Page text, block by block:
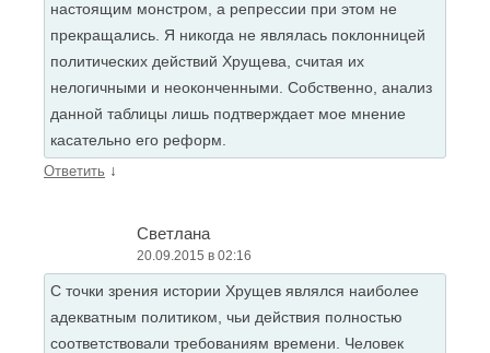
настоящим монстром, а репрессии при этом не
прекращались. Я никогда не являлась поклонницей
политических действий Хрущева, считая их
нелогичными и неоконченными. Собственно, анализ
данной таблицы лишь подтверждает мое мнение
касательно его реформ.
Ответить ↓
Светлана
20.09.2015 в 02:16
С точки зрения истории Хрущев являлся наиболее
адекватным политиком, чьи действия полностью
соответствовали требованиям времени. Человек